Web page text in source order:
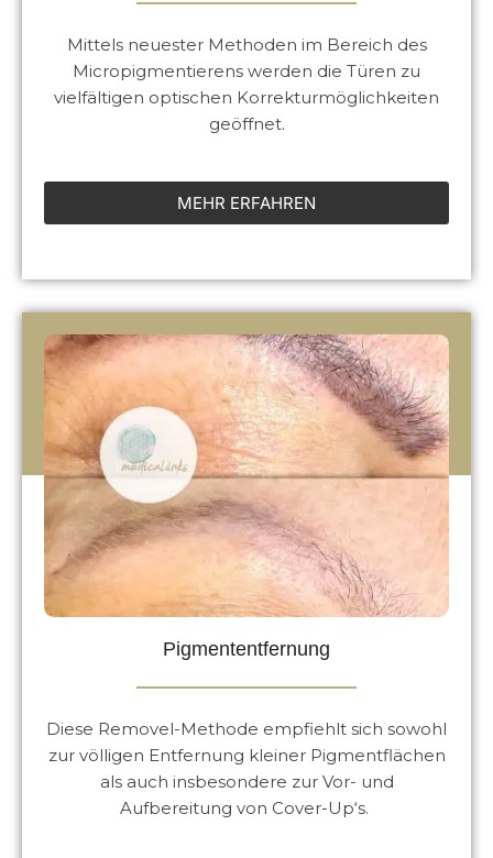
Mittels neuester Methoden im Bereich des
Micropigmentierens werden die Türen zu
vielfältigen optischen Korrekturmöglichkeiten
geöffnet.
MEHR ERFAHREN
Pigmententfernung
Diese Removel-Methode empfiehlt sich sowohl
zur völligen Entfernung kleiner Pigmentflächen
als auch insbesondere zur Vor- und
Aufbereitung von Cover-Up‘s.